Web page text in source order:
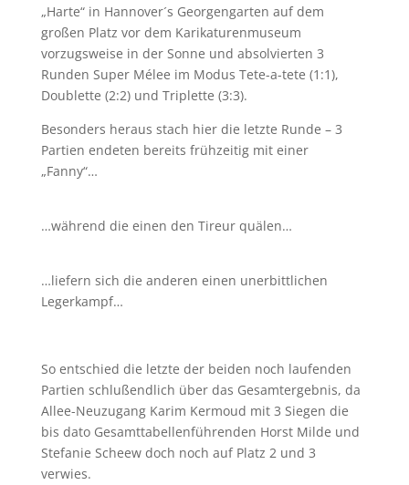
„Harte“ in Hannover´s Georgengarten auf dem
großen Platz vor dem Karikaturenmuseum
vorzugsweise in der Sonne und absolvierten 3
Runden Super Mélee im Modus Tete-a-tete (1:1),
Doublette (2:2) und Triplette (3:3).
Besonders heraus stach hier die letzte Runde – 3
Partien endeten bereits frühzeitig mit einer
„Fanny“…
…während die einen den Tireur quälen…
…liefern sich die anderen einen unerbittlichen
Legerkampf…
So entschied die letzte der beiden noch laufenden
Partien schlußendlich über das Gesamtergebnis, da
Allee-Neuzugang Karim Kermoud mit 3 Siegen die
bis dato Gesamttabellenführenden Horst Milde und
Stefanie Scheew doch noch auf Platz 2 und 3
verwies.